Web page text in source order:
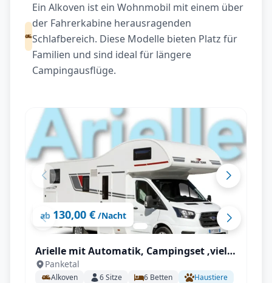
Ein Alkoven ist ein Wohnmobil mit einem über
der Fahrerkabine herausragenden
Schlafbereich. Diese Modelle bieten Platz für
Familien und sind ideal für längere
Campingausflüge.
ab 130,00 € /Nacht
Arielle mit Automatik, Campingset ,viel
Staumöglichkeiten uvm.
Panketal
Alkoven 6Sitze 6 Betten Haustiere